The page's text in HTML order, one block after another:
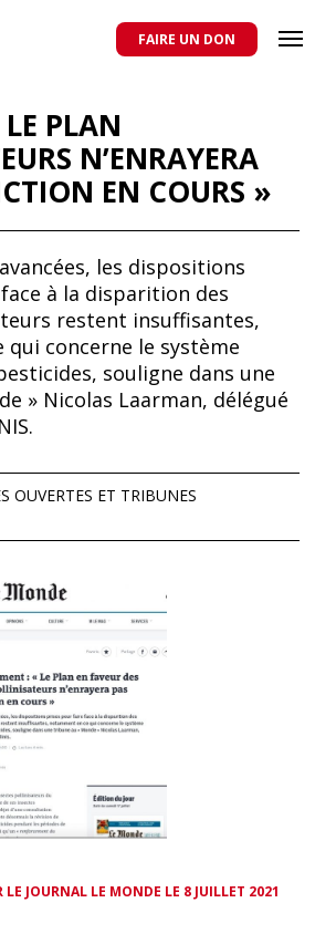
et pour une agriculture qui respecte tous
FAIRE UN DON
PLAN
N’ENRAYERA
EN COURS »
les dispositions
à la disparition des
restent insuffisantes,
concerne le système
souligne dans une
» Nicolas Laarman, délégué
OUVERTES ET TRIBUNES
LE JOURNAL LE MONDE LE 8 JUILLET 2021